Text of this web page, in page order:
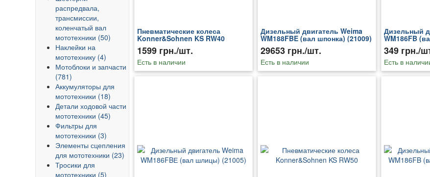
распредвала,
трансмиссии,
коленчатый вал
мототехники (50)
Наклейки на
мототехнику (4)
Мотоблоки и запчасти
(781)
Аккумуляторы для
мототехники (18)
Детали ходовой части
мототехники (45)
Фильтры для
мототехники (3)
Элементы сцепления
для мототехники (23)
Тросики для
мототехники (5)
Пневматические колеса
Konner&Sohnen KS RW40
1599 грн./шт.
Есть в наличии
Дизельный двигатель Weima
WM188FBE (вал шпонка) (21009)
29653 грн./шт.
Есть в наличии
Дизельный
WM186FB
349 грн./
Есть в